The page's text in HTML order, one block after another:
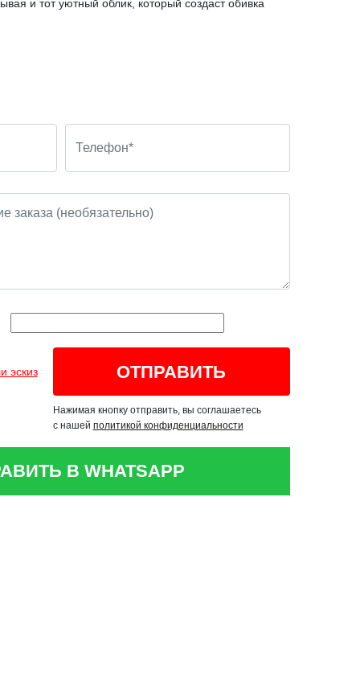
и тот уютный облик, который создаст обивка
эскиз
Нажимая кнопку отправить, вы соглашаетесь
с нашей политикой конфиденциальности
В WHATSAPP